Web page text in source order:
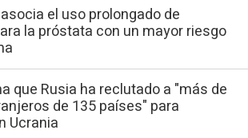
el uso prolongado de
la próstata con un mayor riesgo
que Rusia ha reclutado a "más de
de 135 países" para
Ucrania